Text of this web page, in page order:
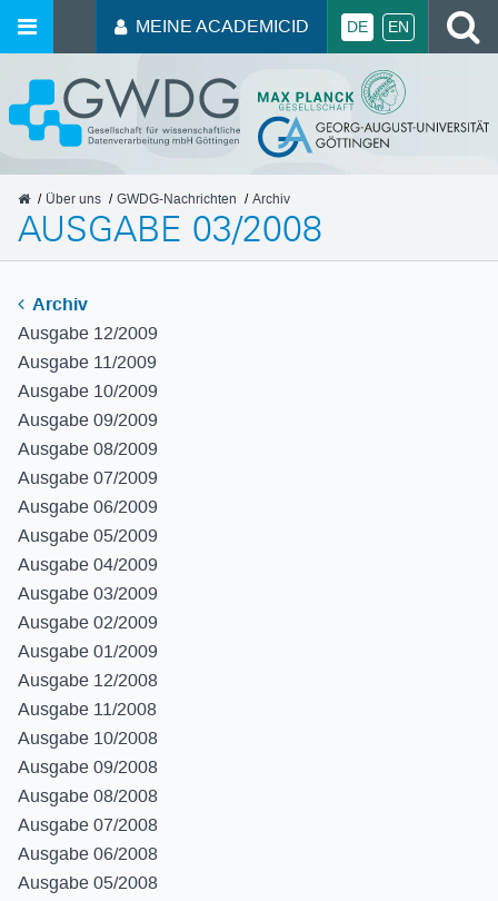
MEINE ACADEMICID DE EN
GWDG
Über uns GWDG-Nachrichten Archiv
AUSGABE 03/2008
Archiv
Ausgabe 12/2009
Ausgabe 11/2009
Ausgabe 10/2009
Ausgabe 09/2009
Ausgabe 08/2009
Ausgabe 07/2009
Ausgabe 06/2009
Ausgabe 05/2009
Ausgabe 04/2009
Ausgabe 03/2009
Ausgabe 02/2009
Ausgabe 01/2009
Ausgabe 12/2008
Ausgabe 11/2008
Ausgabe 10/2008
Ausgabe 09/2008
Ausgabe 08/2008
Ausgabe 07/2008
Ausgabe 06/2008
Ausgabe 05/2008